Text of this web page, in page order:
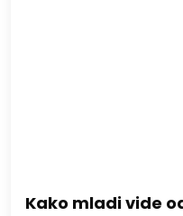
Kako mladi vide